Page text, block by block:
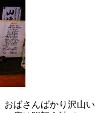
おばさんばかり沢山